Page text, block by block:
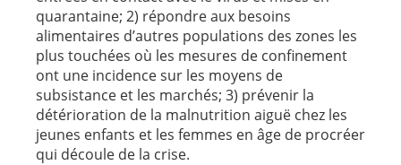
quarantaine; 2) répondre aux besoins
alimentaires d’autres populations des zones les
plus touchées où les mesures de confinement
ont une incidence sur les moyens de
subsistance et les marchés; 3) prévenir la
détérioration de la malnutrition aiguë chez les
jeunes enfants et les femmes en âge de procréer
qui découle de la crise.